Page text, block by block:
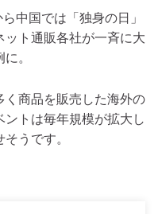
中国では「独身の日」
ット通販各社が一斉に大
。
く商品を販売した海外の
トは毎年規模が拡大し
うです。